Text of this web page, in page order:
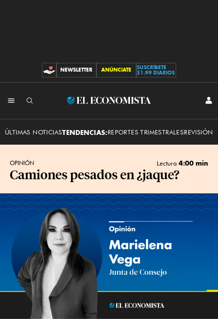
CONTRIBUCIONES
NEWSLETTER ANÚNCIATE
SUSCRÍBETE
$1.99 DIARIOS
El
ÚLTIMAS NOTICIASTENDENCIAS:REPORTES TRIMESTRALESREVISIÓN
OPINIÓN Lectura 4:00 min
Camiones pesados en ¿jaque?